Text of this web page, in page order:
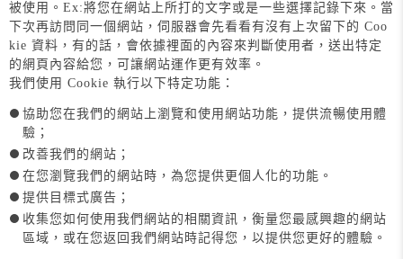
被使用。Ex:將您在網站上所打的文字或是一些選擇記錄下來。當
下次再訪問同一個網站，伺服器會先看看有沒有上次留下的 Coo
kie 資料，有的話，會依據裡面的內容來判斷使用者，送出特定
的網頁內容給您，可讓網站運作更有效率。
我們使用 Cookie 執行以下特定功能：
協助您在我們的網站上瀏覽和使用網站功能，提供流暢使用體
驗；
改善我們的網站；
在您瀏覽我們的網站時，為您提供更個人化的功能。
提供目標式廣告；
收集您如何使用我們網站的相關資訊，衡量您最感興趣的網站
區域，或在您返回我們網站時記得您，以提供您更好的體驗。